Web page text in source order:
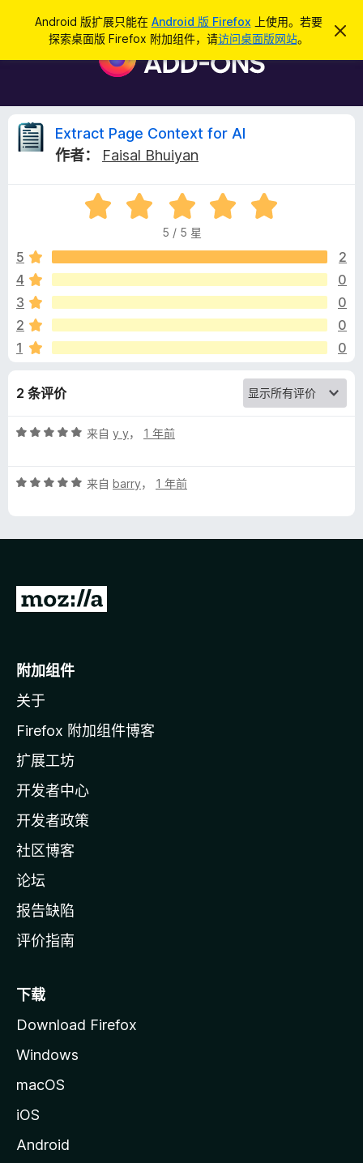
Android 版扩展只能在 Android 版 Firefox 上使用。若要
探索桌面版 Firefox 附加组件，请访问桌面版网站。
忽
F
i
e
x
览
器
附
加
件
E
r
a
c
P
g
e
o
t
e
x
t
f
r
A
的
评
Extract Page Context for AI
作者：
Faisal Bhuiyan
评
分
/
5 / 5 星
5
2
4
0
3
0
2
0
1
0
2 条评价
评
/
来自 y y， 1 年前
评
来自 barry， 1 年前
转
o
i
l
a
主
页
附加组件
关于
Firefox 附加组件博客
扩展工坊
开发者中心
开发者政策
社区博客
论坛
报告缺陷
评价指南
下载
Download Firefox
Windows
macOS
iOS
Android